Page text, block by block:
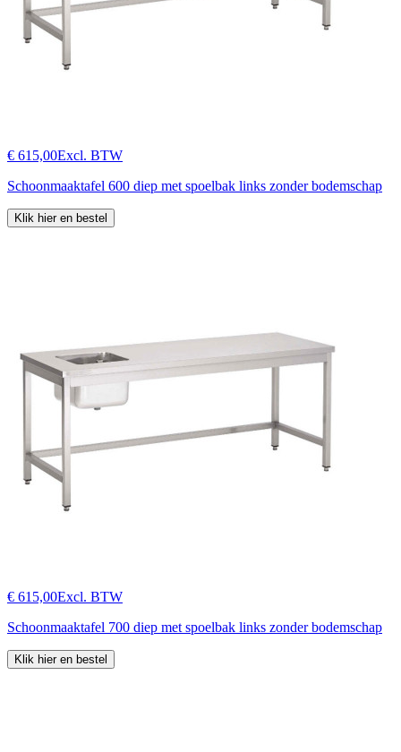
€ 615,00Excl. BTW
Schoonmaaktafel 600 diep met spoelbak links zonder bodemschap
Klik hier en bestel
€ 615,00Excl. BTW
Schoonmaaktafel 700 diep met spoelbak links zonder bodemschap
Klik hier en bestel